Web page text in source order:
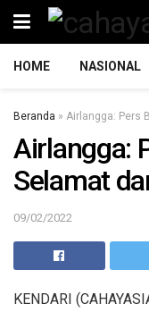
HOME NASIONAL
Beranda » Airlangga: Pers
Airlangga:
Selamat
09/02/2022
KENDARI